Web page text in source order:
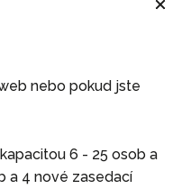
nebo pokud jste
6 - 25 osob a
a 4 nové zasedací